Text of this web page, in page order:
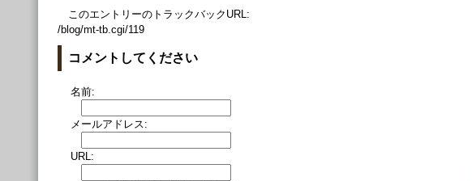
このエントリーのトラックバックURL:
/blog/mt-tb.cgi/119
コメントしてください
名前:
メールアドレス:
URL: